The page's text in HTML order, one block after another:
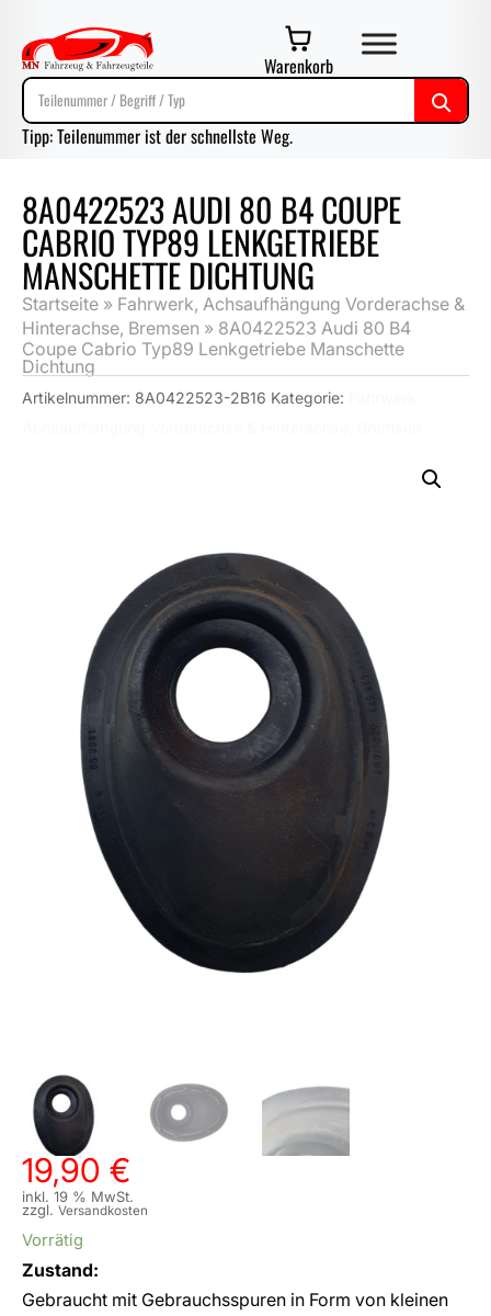
Warenkorb
Tipp: Teilenummer ist der schnellste Weg.
8A0422523 AUDI 80 B4 COUPE
CABRIO TYP89 LENKGETRIEBE
MANSCHETTE DICHTUNG
Startseite » Fahrwerk, Achsaufhängung Vorderachse &
Hinterachse, Bremsen » 8A0422523 Audi 80 B4
Coupe Cabrio Typ89 Lenkgetriebe Manschette
Dichtung
Artikelnummer: 8A0422523-2B16 Kategorie:
19,90 €
inkl. 19 % MwSt.
zzgl. Versandkosten
Vorrätig
Zustand:
Gebraucht mit Gebrauchsspuren in Form von kleinen